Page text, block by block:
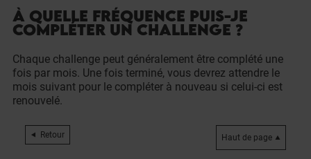
À QUELLE FRÉQUENCE PUIS-JE
COMPLÉTER UN CHALLENGE ?
Chaque challenge peut généralement être complété une
fois par mois. Une fois terminé, vous devrez attendre le
mois suivant pour le compléter à nouveau si celui-ci est
renouvelé.
Retour Haut de page